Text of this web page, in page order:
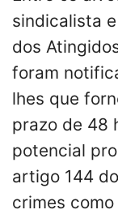
sindicalista
dos
foram
lhes que
prazo de 48
potencial
artigo 144
crimes